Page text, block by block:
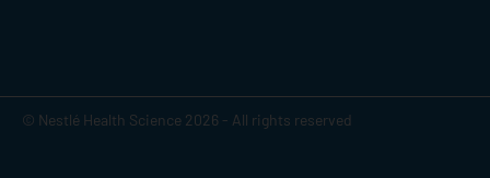
© Nestlé Health Science 2026 - All rights reserved